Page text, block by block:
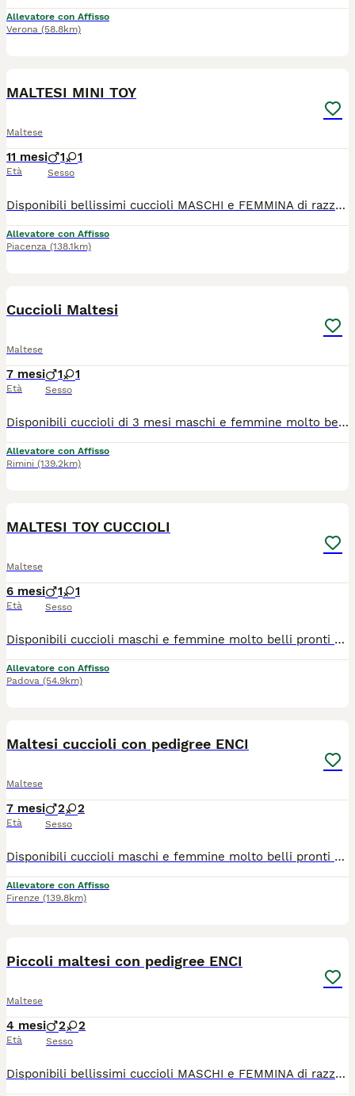
Allevatore con Affisso
Verona (58.8km)
MALTESI MINI TOY
Maltese
11 mesi
Età
1 1
Sesso
Disponibili bellissimi cuccioli MASCHI e FEMMINA di razza Maltese. I nostri cuccioli sono nati presso il nostro allevamento riconosciuto ENCI e FCI in ambiente sano e curato. In allevamento dove potrete anche vedere e conoscere i genitori. Ogni cucciolo viene consegnato dai 3 mesi di età con: ✔️ Pedigree ENCI (fondamentale per certificare la razza, l'allevatore e garantire che non siano consanguinei) ✔️Microchip inserito, quindi già iscritto all'anagrafe canina ✔️Vaccinazioni complete ✔️Sverminazione effettuata ✔️ Libretto sanitario ✔️Abituati a fare i bisogni sulla traversina assorbente ✔️ Mangiano crocchette secche 📍 Vieni a conoscerci 👉 Noi siamo l’Allevamento della Famiglia Contarini e ci troviamo a Solarolo in Emilia Romagna... molto vicino a Imola! 🏡 Visite in allevamento tutti i giorni PREVIO APPUNTAMENTO TELEFONICO! 🚚 CONSEGNE in tutta Italia. 💳 Possibilità di pagamento a rate. Contattaci per maggiori informazioni! 📞 TEL. 3 3 8 6 3 0 3 1 0 8 (Se il numero non è visibile, clicca in alto a destra su “Mostra numero”) 🌐 SITO www.canimaltesi.it 📸 INSTAGRAM: @allevamentofamigliacontarini
Allevatore con Affisso
Piacenza (138.1km)
Cuccioli Maltesi
Maltese
7 mesi
Età
1 1
Sesso
Disponibili cuccioli di 3 mesi maschi e femmine molto belli pronti alla consegna alla nuova famiglia. I cuccioli che noi proponiamo sono tutti nati rigorosamente presso il nostro allevamento riconosciuto ENCI e FCI di cui sono visibili i genitori. I cani vengono consegnati con: ✔️ Pedigree ENCI e documentazione sanitaria completa ✔️Microchip inserito, quindi già iscritto all'anagrafe canina ✔️ Ciclo di vaccinazioni completo ✔️ Sverminazione ✔️ Libretto sanitario ✔️ Abituati a fare i bisogni sulla traversina assorbente ✔️Mangiano crocchette secche 📍 Vieni a conoscerci: 👉Allevamento della famiglia Contarini – Solarolo, Emilia Romagna 📞 Contattaci ora per maggiori info e prezzi, visite tutti i giorni previo appuntamento 3386303108 🌐www.canimaltesi.it INSTAGRAM: @allevamentofamigliacontarini
Allevatore con Affisso
Rimini (139.2km)
MALTESI TOY CUCCIOLI
Maltese
6 mesi
Età
1 1
Sesso
Disponibili cuccioli maschi e femmine molto belli pronti alla consegna alla nuova famiglia. I cuccioli che noi proponiamo sono tutti nati rigorosamente presso il nostro allevamento riconosciuto ENCI e FCI di cui sono visibili i genitori. I cani vengono consegnati dopo i 3 mesi di età con: ✔️ Pedigree ENCI e documentazione sanitaria completa ✔️Microchip inserito, quindi già iscritto all'anagrafe canina ✔️ Ciclo di vaccinazioni completo ✔️ Sverminazione ✔️ Libretto sanitario ✔️ Abituati a fare i bisogni sulla traversina assorbente ✔️Mangiano crocchette secche 📍 Vieni a conoscerci: Allevamento della Famiglia Contarini Solarolo (RA) – Emilia Romagna 📞 Contattaci per maggiori informazioni, prezzi e per fissare una visita Visite tutti i giorni previo appuntamento 📱3386303108 (Se il numero non è visibile, clicca in alto a destra su “Mostra numero”) 📍 Vieni a conoscerci: 👉Allevamento della famiglia Contarini – Solarolo, Emilia Romagna 🌐www.canimaltesi.it INSTAGRAM: @allevamentofamigliacontarini
Allevatore con Affisso
Padova (54.9km)
Maltesi cuccioli con pedigree ENCI
Maltese
7 mesi
Età
2 2
Sesso
Disponibili cuccioli maschi e femmine molto belli pronti alla consegna alla nuova famiglia. I cuccioli che noi proponiamo sono tutti nati rigorosamente presso il nostro allevamento riconosciuto ENCI e FCI di cui sono visibili i genitori. I cani vengono consegnati dopo i 3 mesi di età con: ✔️ Pedigree ENCI e documentazione sanitaria completa ✔️Microchip inserito, quindi già iscritto all'anagrafe canina ✔️ Ciclo di vaccinazioni completo ✔️ Sverminazione ✔️ Libretto sanitario ✔️ Abituati a fare i bisogni sulla traversina assorbente ✔️Mangiano crocchette secche 📍 Vieni a conoscerci: Allevamento della Famiglia Contarini Solarolo (RA) – Emilia Romagna 📞 Contattaci per maggiori informazioni, prezzi e per fissare una visita Visite tutti i giorni previo appuntamento 📱3386303108 (Se il numero non è visibile, clicca in alto a destra su “Mostra numero”) 🌐www.canimaltesi.it ➡️ INSTAGRAM: @allevamentofamigliacontarini
Allevatore con Affisso
Firenze (139.8km)
Piccoli maltesi con pedigree ENCI
Maltese
4 mesi
Età
2 2
Sesso
Disponibili bellissimi cuccioli MASCHI e FEMMINA di razza Maltese. I nostri cuccioli sono nati presso il nostro allevamento riconosciuto ENCI e FCI in ambiente sano e curato. In allevamento dove potrete anche vedere e conoscere i genitori. Ogni cucciolo viene consegnato dai 3 mesi di età con: ✔️ Pedigree ENCI (fondamentale per certificare la razza, l'allevatore e garantire che non siano consanguinei) ✔️Microchip inserito, quindi già iscritto all'anagrafe canina ✔️Vaccinazioni complete ✔️Sverminazione effettuata ✔️ Libretto sanitario ✔️Abituati a fare i bisogni sulla traversina assorbente ✔️ Mangiano crocchette secche 📍 Vieni a conoscerci 👉 Noi siamo l’Allevamento della Famiglia Contarini e ci troviamo a Solarolo in Emilia Romagna... molto vicino a Imola! 🏡 Visite in allevamento tutti i giorni PREVIO APPUNTAMENTO TELEFONICO! 🚚 CONSEGNE in tutta Italia. 💳 Possibilità di pagamento a rate. Contattaci per maggiori informazioni! 📞 TEL. 3 3 8 6 3 0 3 1 0 8 (Se il numero non è visibile, clicca in alto a destra su “Mostra numero”) 🌐 SITO www.canimaltesi.it 📸 INSTAGRAM: @allevamentofamigliacontarini